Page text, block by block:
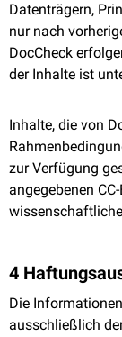
Datenträgern,
nur nach
DocCheck
der Inhalte ist
Inhalte, die von
zur Verfügung
angegebenen
4
Die
ausschließlich